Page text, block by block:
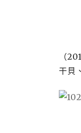
（
干貝